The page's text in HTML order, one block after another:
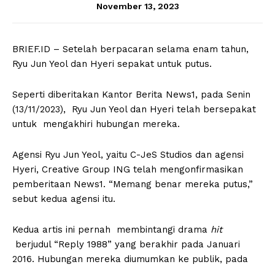
November 13, 2023
BRIEF.ID – Setelah berpacaran selama enam tahun,
Ryu Jun Yeol dan Hyeri sepakat untuk putus.
Seperti diberitakan Kantor Berita News1, pada Senin
(13/11/2023), Ryu Jun Yeol dan Hyeri telah bersepakat
untuk mengakhiri hubungan mereka.
Agensi Ryu Jun Yeol, yaitu C-JeS Studios dan agensi
Hyeri, Creative Group ING telah mengonfirmasikan
pemberitaan News1. “Memang benar mereka putus,”
sebut kedua agensi itu.
Kedua artis ini pernah membintangi drama hit
berjudul “Reply 1988” yang berakhir pada Januari
2016. Hubungan mereka diumumkan ke publik, pada